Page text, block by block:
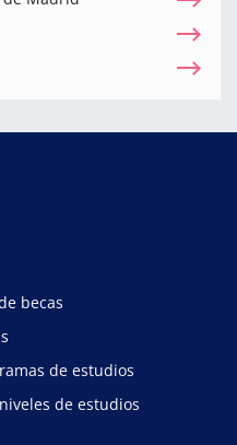
becas
de estudios
de estudios